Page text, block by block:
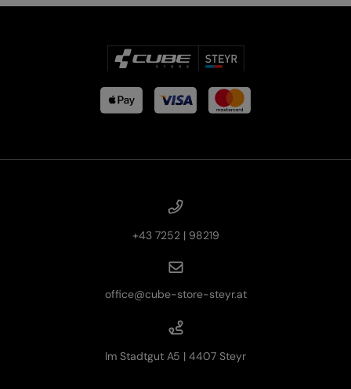
+43 7252 | 98219
office@cube-store-steyr.at
Im Stadtgut A5 | 4407 Steyr